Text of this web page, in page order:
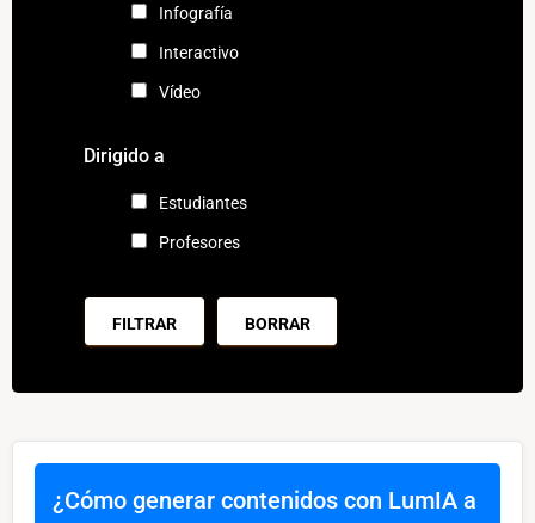
Infografía
Interactivo
Vídeo
Dirigido a
Estudiantes
Profesores
BORRAR
¿Cómo generar contenidos con LumIA a